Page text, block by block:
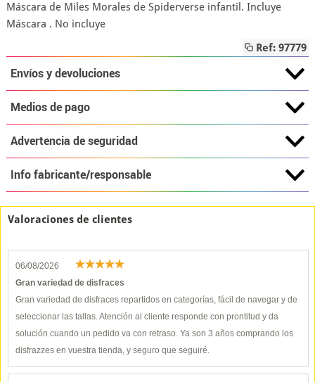
Máscara de Miles Morales de Spiderverse infantil. Incluye
Máscara . No incluye
Ref: 97779
Envíos y devoluciones
Medios de pago
Advertencia de seguridad
Info fabricante/responsable
Valoraciones de clientes
06/08/2026
Gran variedad de disfraces
Gran variedad de disfraces repartidos en categorías, fácil de navegar y de
seleccionar las tallas. Atención al cliente responde con prontitud y da
solución cuando un pedido va con retraso. Ya son 3 años comprando los
disfrazzes en vuestra tienda, y seguro que seguiré.